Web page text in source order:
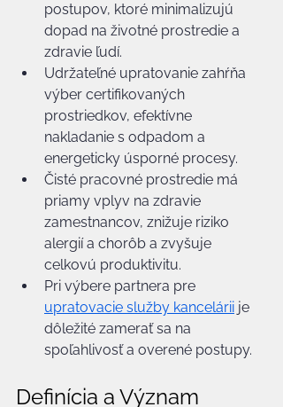
postupov, ktoré minimalizujú
dopad na životné prostredie a
zdravie ľudí.
Udržateľné upratovanie zahŕňa
výber certifikovaných
prostriedkov, efektívne
nakladanie s odpadom a
energeticky úsporné procesy.
Čisté pracovné prostredie má
priamy vplyv na zdravie
zamestnancov, znižuje riziko
alergií a chorôb a zvyšuje
celkovú produktivitu.
Pri výbere partnera pre
upratovacie služby kancelárii je
dôležité zamerať sa na
spoľahlivosť a overené postupy.
Definícia a Význam